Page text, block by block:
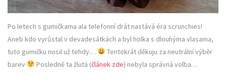
Po letech s gumičkama ala telefonní drát nastává éra scrunchies!
Aneb kdo vyrůstal v devadesátkách a byl holka s dlouhýma vlasama,
tuto gumičku nosil už tehdy…
Tentokrát děkuju za neutrální výběr
barev
Posledně ta žlutá (článek zde) nebyla správná volba…